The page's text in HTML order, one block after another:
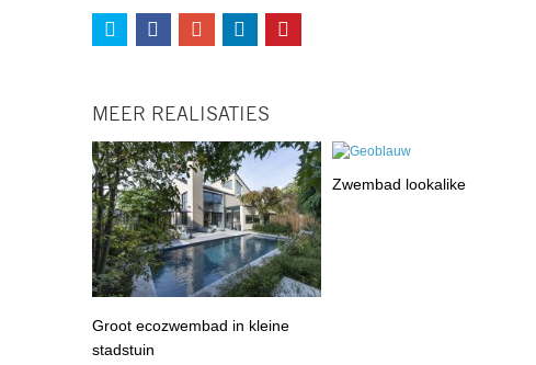
MEER REALISATIES
Groot ecozwembad in kleine
stadstuin
Zwembad lookalike